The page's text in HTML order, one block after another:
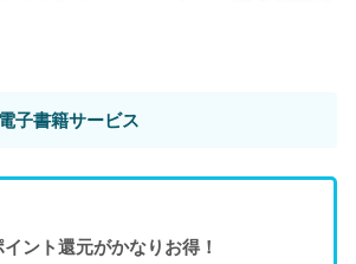
子書籍サービス
ント還元がかなりお得！